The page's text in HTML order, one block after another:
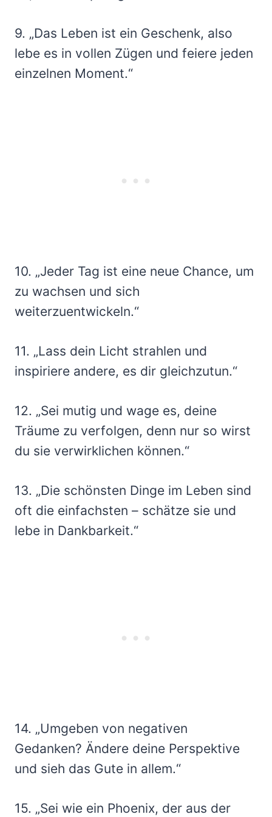
9. „Das Leben ist ein Geschenk, also
lebe es in vollen Zügen und feiere jeden
einzelnen Moment.“
10. „Jeder Tag ist eine neue Chance, um
zu wachsen und sich
weiterzuentwickeln.“
11. „Lass dein Licht strahlen und
inspiriere andere, es dir gleichzutun.“
12. „Sei mutig und wage es, deine
Träume zu verfolgen, denn nur so wirst
du sie verwirklichen können.“
13. „Die schönsten Dinge im Leben sind
oft die einfachsten – schätze sie und
lebe in Dankbarkeit.“
14. „Umgeben von negativen
Gedanken? Ändere deine Perspektive
und sieh das Gute in allem.“
15. „Sei wie ein Phoenix, der aus der